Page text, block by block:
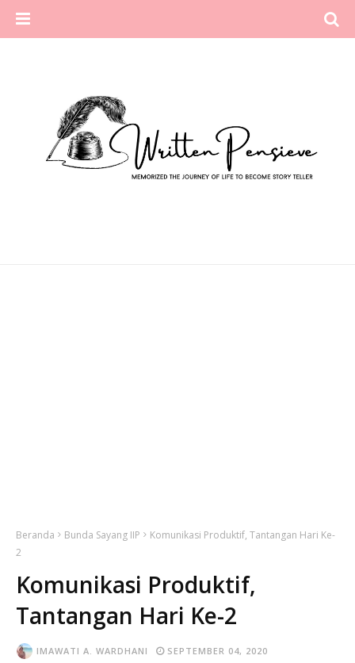
Beranda Bunda Sayang IIP
Komunikasi Produktif, Tantangan Hari Ke-
2
Komunikasi Produktif,
Tantangan Hari Ke-2
IMAWATI A. WARDHANI SEPTEMBER 04, 2020